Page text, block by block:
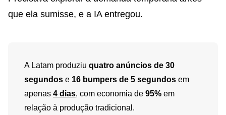
que ela sumisse, e a IA entregou.
A Latam produziu quatro anúncios de 30
segundos e 16 bumpers de 5 segundos em
apenas 4 dias, com economia de 95% em
relação à produção tradicional.